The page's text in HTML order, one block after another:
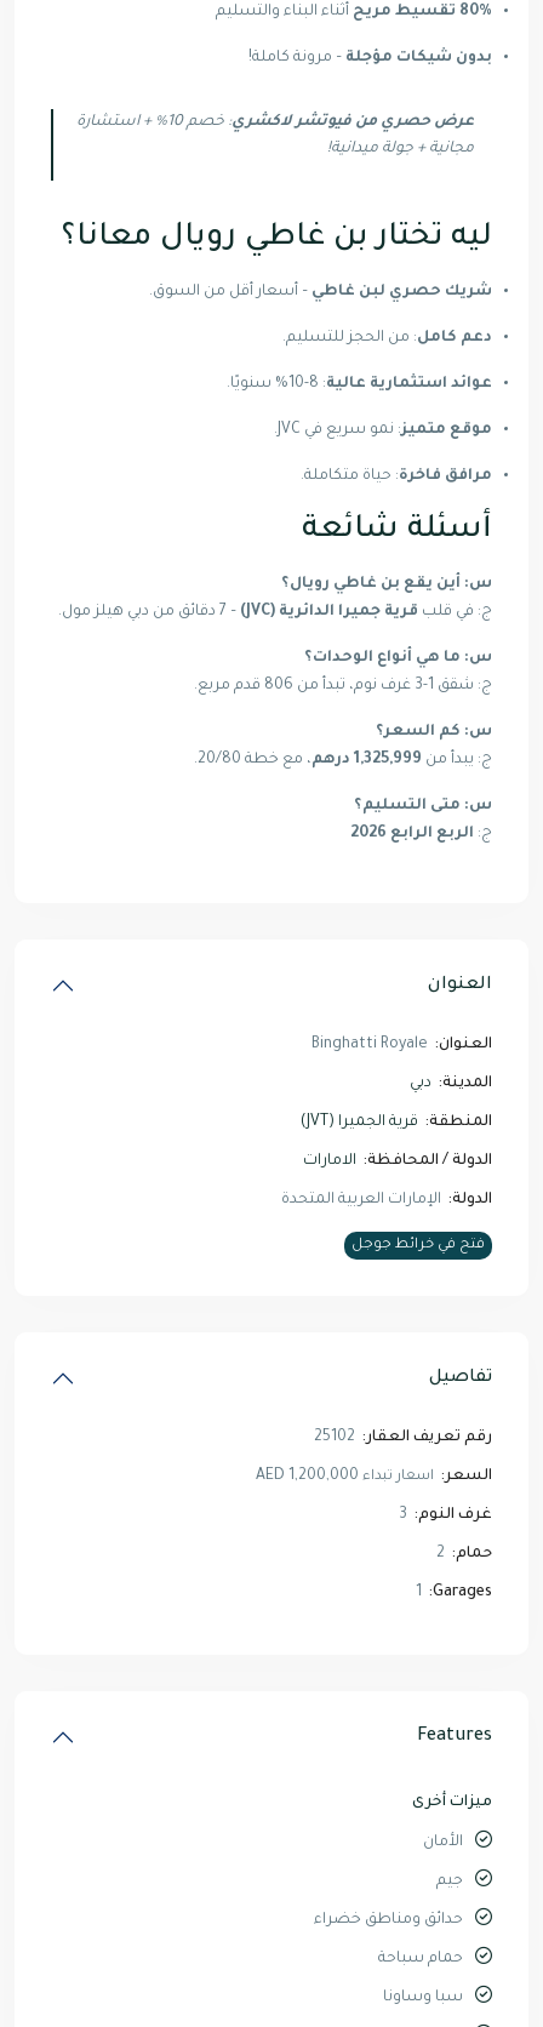
80% تقسيط مريح أثناء البناء والتسليم
بدون شيكات مؤجلة – مرونة كاملة!
عرض حصري من فيوتشر لاكشري
: خصم 10% + استشارة
مجانية + جولة ميدانية!
ليه تختار بن غاطي رويال معانا؟
شريك حصري لبن غاطي – أسعار أقل من السوق.
دعم كامل: من الحجز للتسليم.
عوائد استثمارية عالية: 8-10% سنويًا.
موقع متميز: نمو سريع في JVC.
مرافق فاخرة: حياة متكاملة.
أسئلة شائعة
س: أين يقع بن غاطي رويال؟
ج: في قلب قرية جميرا الدائرية (JVC) – 7 دقائق من دبي هيلز مول.
س: ما هي أنواع الوحدات؟
ج: شقق 1-3 غرف نوم، تبدأ من 806 قدم مربع.
س: كم السعر؟
ج: يبدأ من 1,325,999 درهم ، مع خطة 20/80.
س: متى التسليم؟
ج: الربع الرابع 2026
العنوان
العنوان: Binghatti Royale
المدينة: دبي
المنطقة: قرية الجميرا (JVT)
الدولة / المحافظة: الامارات
الدولة: الإمارات العربية المتحدة
فتح في خرائط جوجل
تفاصيل
رقم تعريف العقار: 25102
السعر: اسعار تبداء AED 1,200,000
غرف النوم: 3
حمام: 2
Garages:
1
Features
ميزات أخرى
الأمان
جيم
حدائق ومناطق خضراء
حمام سباحة
سبا وساونا